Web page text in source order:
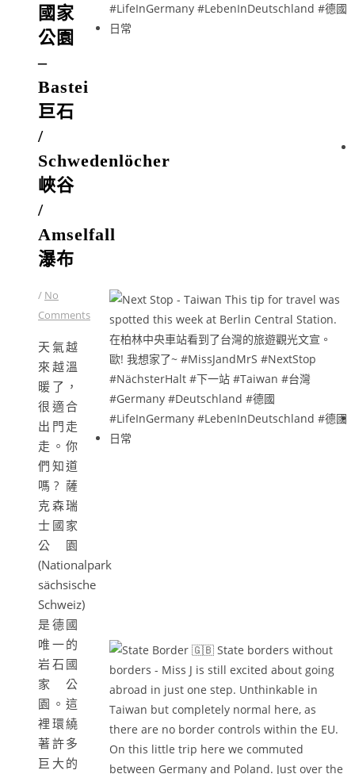
國家
公園
–
Bastei
巨石
/
Schwedenlöcher
峽谷
/
Amselfall
瀑布
/ No
Comments
天氣越
來越溫
暖了，
很適合
出門走
走。你
們知道
嗎? 薩
克森瑞
士國家
公園
(Nationalpark
sächsische
Schweiz)
是德國
唯一的
岩石國
家公
園。這
裡環繞
著許多
巨大的